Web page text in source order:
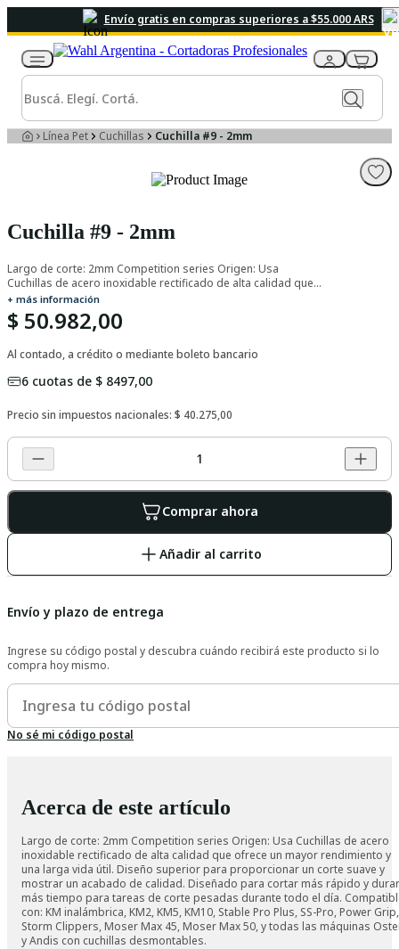
Envío gratis en compras superiores a $55.000 ARS
Línea Pet Cuchillas Cuchilla #9 - 2mm
Cuchilla #9 - 2mm
Largo de corte: 2mm Competition series Origen: Usa
Cuchillas de acero inoxidable rectificado de alta calidad que
ofrece un mayor rendimiento y una larga vida útil. Diseño
superior para proporcionar un corte suave y mostrar un
acabado de calidad. Diseñado para cortar más rápido y
todo el día. Compatible con: KM inalámbrica, KM2, KM5, KM10,
Max 45, Moser Max 50, y todas las máquinas Oster y Andis
+ más información
$ 50.982,00
Al contado, a crédito o mediante boleto bancario
6 cuotas de $ 8497,00
Precio sin impuestos nacionales: $ 40.275,00
Comprar ahora
Añadir al carrito
Envío y plazo de entrega
Ingrese su código postal y descubra cuándo recibirá este producto si lo
compra hoy mismo.
No sé mi código postal
Acerca de este artículo
Largo de corte: 2mm Competition series Origen: Usa Cuchillas de acero
inoxidable rectificado de alta calidad que ofrece un mayor rendimiento y
una larga vida útil. Diseño superior para proporcionar un corte suave y
mostrar un acabado de calidad. Diseñado para cortar más rápido y durar
más tiempo para tareas de corte pesadas durante todo el día.
con: KM inalámbrica, KM2, KM5, KM10, Stable Pro Plus, SS-Pro, Power Grip,
Storm Clippers, Moser Max 45, Moser Max 50, y todas las máquinas
y Andis con cuchillas desmontables.